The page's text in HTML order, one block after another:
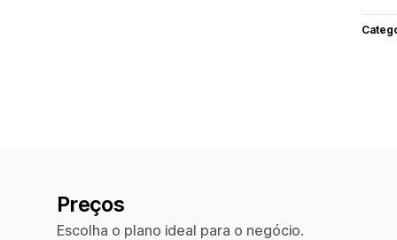
Preços
Escolha o plano ideal para o negócio.